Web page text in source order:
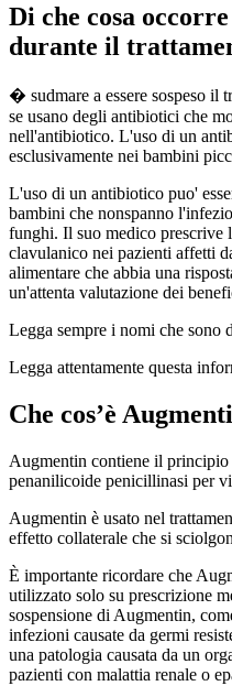
Di che cosa
durante il
� sudmare a essere sospeso il
se usano degli antibiotici che
nell'antibiotico. L'uso di un
esclusivamente nei bambini
L'uso di un antibiotico puo'
bambini che nonspanno
funghi. Il suo medico prescrive
clavulanico nei pazienti affetti
alimentare che abbia una
un'attenta valutazione dei
Legga sempre i nomi che sono
Legga attentamente questa
Che cos’è
Augmentin contiene il
penanilicoide penicillinasi per
Augmentin è usato nel
effetto collaterale che si
È importante ricordare che
utilizzato solo su prescrizione
sospensione di Augmentin,
infezioni causate da germi
una patologia causata da un
pazienti con malattia renale o